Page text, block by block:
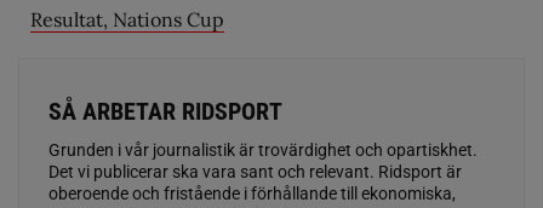
Resultat, Nations Cup
SÅ ARBETAR RIDSPORT
Grunden i vår journalistik är trovärdighet och opartiskhet.
Det vi publicerar ska vara sant och relevant. Ridsport är
oberoende och fristående i förhållande till ekonomiska,